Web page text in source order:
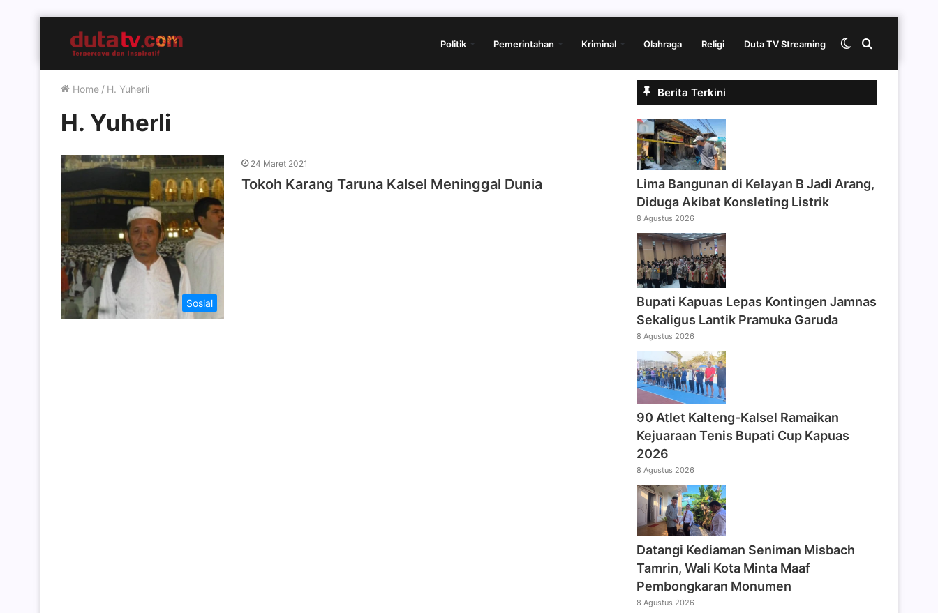
Politik Pemerintahan Kriminal Olahraga Religi Duta TV Streaming Cari
Switch
Home / H. Yuherli
H. Yuherli
Sosial
24 Maret 2021
Tokoh Karang Taruna Kalsel Meninggal Dunia
Berita Terkini
Lima Bangunan di Kelayan B Jadi Arang,
Diduga Akibat Konsleting Listrik
8 Agustus 2026
Bupati Kapuas Lepas Kontingen Jamnas
Sekaligus Lantik Pramuka Garuda
8 Agustus 2026
90 Atlet Kalteng-Kalsel Ramaikan
Kejuaraan Tenis Bupati Cup Kapuas
2026
8 Agustus 2026
Datangi Kediaman Seniman Misbach
Tamrin, Wali Kota Minta Maaf
Pembongkaran Monumen
8 Agustus 2026